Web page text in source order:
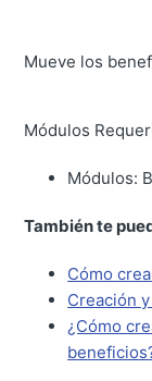
Mueve los
Módulos
Módulos:
También te
Cómo
Creación
¿Cómo